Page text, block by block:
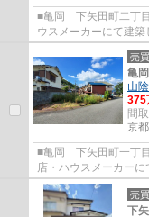
■亀岡 下矢田町二丁
ウスメーカーにて建
い。
売
亀
山
375
間
京
■亀岡 下矢田町一丁
店・ハウスメーカーに
売
下